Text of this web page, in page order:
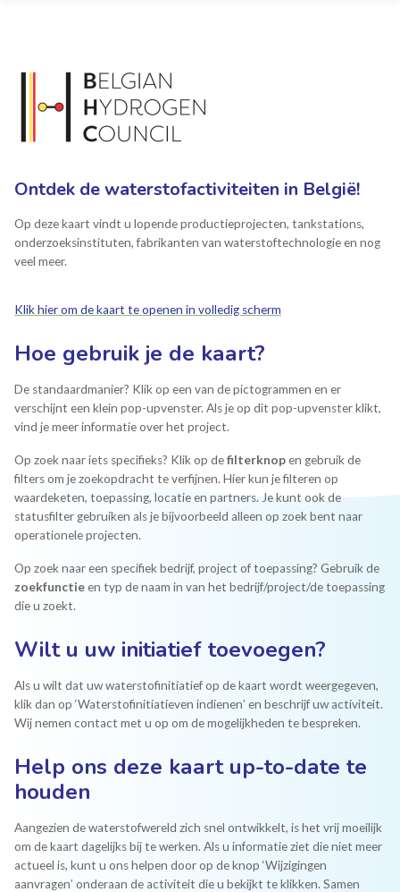
Ontdek de waterstofactiviteiten in België!
Op deze kaart vindt u lopende productieprojecten, tankstations,
onderzoeksinstituten, fabrikanten van waterstoftechnologie en nog
veel meer.
Klik hier om de kaart te openen in volledig scherm
Hoe gebruik je de kaart?
De standaardmanier? Klik op een van de pictogrammen en er
verschijnt een klein pop-upvenster. Als je op dit pop-upvenster klikt,
vind je meer informatie over het project.
Op zoek naar iets specifieks? Klik op defilterknopen gebruik de
filters om je zoekopdracht te verfijnen. Hier kun je filteren op
waardeketen, toepassing, locatie en partners. Je kunt ook de
statusfilter gebruiken als je bijvoorbeeld alleen op zoek bent naar
operationele projecten.
Op zoek naar een specifiek bedrijf, project of toepassing? Gebruik de
zoekfunctieen typ de naam in van het bedrijf/project/de toepassing
die u zoekt.
Wilt u uw initiatief toevoegen?
Als u wilt dat uw waterstofinitiatief op de kaart wordt weergegeven,
klik dan op ‘Waterstofinitiatieven indienen’ en beschrijf uw activiteit.
Wij nemen contact met u op om de mogelijkheden te bespreken.
Help ons deze kaart up-to-date te
houden
Aangezien de waterstofwereld zich snel ontwikkelt, is het vrij moeilijk
om de kaart dagelijks bij te werken. Als u informatie ziet die niet meer
actueel is, kunt u ons helpen door op de knop ‘Wijzigingen
aanvragen’ onderaan de activiteit die u bekijkt te klikken. Samen